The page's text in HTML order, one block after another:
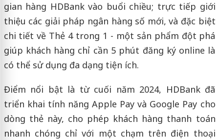
gian hàng HDBank vào buổi chiều; trực tiếp giới
thiệu các giải pháp ngân hàng số mới, và đặc biệt
chi tiết về Thẻ 4 trong 1 - một sản phẩm đột phá
giúp khách hàng chỉ cần 5 phút đăng ký online là
có thể sử dụng đa dạng tiện ích.
Điểm nổi bật là từ cuối năm 2024, HDBank đã
triển khai tính năng Apple Pay và Google Pay cho
dòng thẻ này, cho phép khách hàng thanh toán
nhanh chóng chỉ với một chạm trên điện thoại